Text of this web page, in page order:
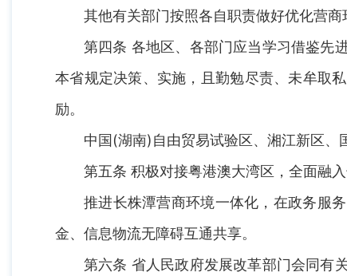
其他有关部门按照各自职责做好优化营商
第四条 各地区、各部门应当学习借鉴先
本省规定决策、实施，且勤勉尽责、未牟取
励。
中国(湖南)自由贸易试验区、湘江新区、
第五条 积极对接粤港澳大湾区，全面融
推进长株潭营商环境一体化，在政务服
金、信息物流无障碍互通共享。
第六条 省人民政府发展改革部门会同有